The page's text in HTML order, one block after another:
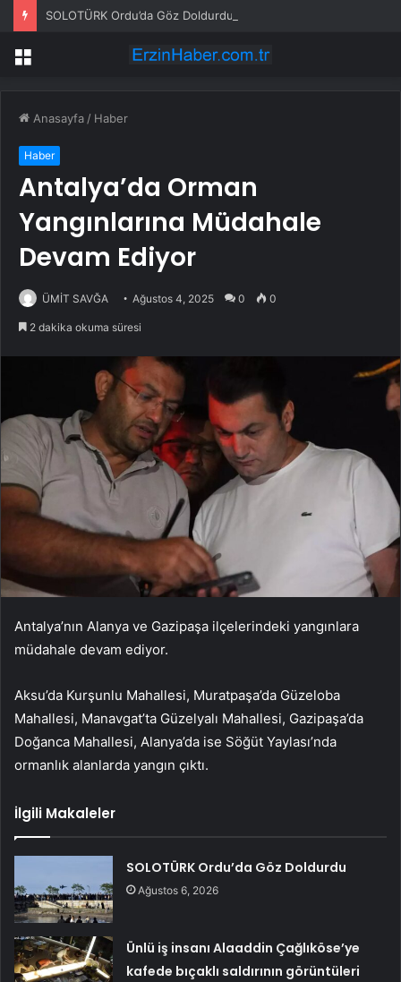
SOLOTÜRK Ordu’da Göz Doldurdu
Menü
Anasayfa / Haber
Haber
Antalya’da Orman
Yangınlarına Müdahale
Devam Ediyor
ÜMİT SAVĞA Ağustos 4, 2025 0 0
2 dakika okuma süresi
Antalya’nın Alanya ve Gazipaşa ilçelerindeki yangınlara
müdahale devam ediyor.
Aksu’da Kurşunlu Mahallesi, Muratpaşa’da Güzeloba
Mahallesi, Manavgat’ta Güzelyalı Mahallesi, Gazipaşa’da
Doğanca Mahallesi, Alanya’da ise Söğüt Yaylası’nda
ormanlık alanlarda yangın çıktı.
İlgili Makaleler
SOLOTÜRK Ordu’da Göz Doldurdu
Ağustos 6, 2026
Ünlü iş insanı Alaaddin Çağlıköse’ye
kafede bıçaklı saldırının görüntüleri